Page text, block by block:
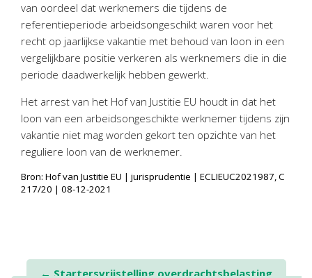
van oordeel dat werknemers die tijdens de
referentieperiode arbeidsongeschikt waren voor het
recht op jaarlijkse vakantie met behoud van loon in een
vergelijkbare positie verkeren als werknemers die in die
periode daadwerkelijk hebben gewerkt.
Het arrest van het Hof van Justitie EU houdt in dat het
loon van een arbeidsongeschikte werknemer tijdens zijn
vakantie niet mag worden gekort ten opzichte van het
reguliere loon van de werknemer.
Bron: Hof van Justitie EU | jurisprudentie | ECLIEUC2021987, C
217/20 | 08-12-2021
← Startersvrijstelling overdrachtsbelasting